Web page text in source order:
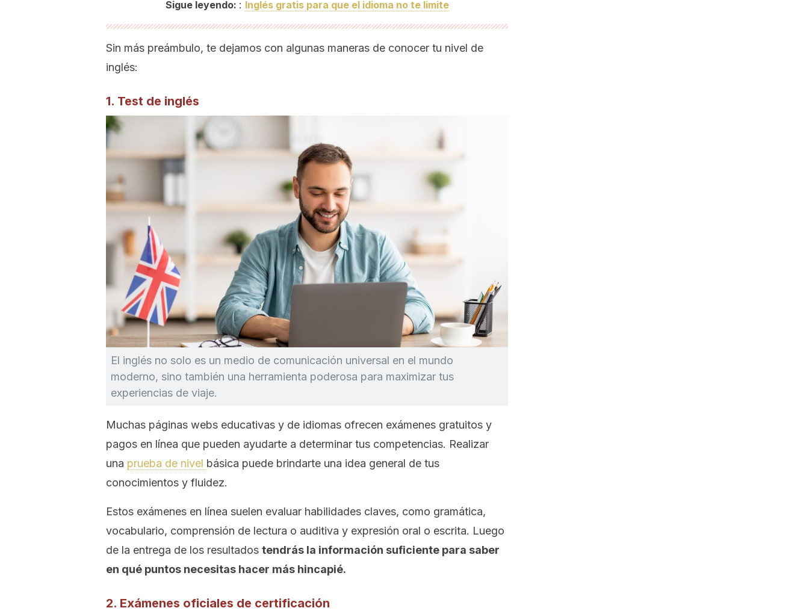
Sigue leyendo: : Inglés gratis para que el idioma no te limite
Sin más preámbulo, te dejamos con algunas maneras de conocer tu nivel de
inglés:
1. Test de inglés
El inglés no solo es un medio de comunicación universal en el mundo
moderno, sino también una herramienta poderosa para maximizar tus
experiencias de viaje.
Muchas páginas webs educativas y de idiomas ofrecen exámenes gratuitos y
pagos en línea que pueden ayudarte a determinar tus competencias. Realizar
una prueba de nivel básica puede brindarte una idea general de tus
conocimientos y fluidez.
Estos exámenes en línea suelen evaluar habilidades claves, como gramática,
vocabulario, comprensión de lectura o auditiva y expresión oral o escrita. Luego
de la entrega de los resultados tendrás la información suficiente para saber
en qué puntos necesitas hacer más hincapié.
2. Exámenes oficiales de certificación